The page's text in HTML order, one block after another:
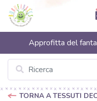
Approfitta del
TORNA A TESSUTI